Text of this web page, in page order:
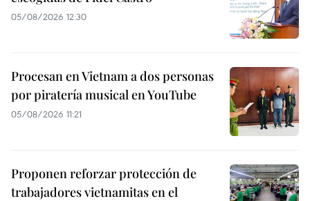
05/08/2026 12:30
Procesan en Vietnam a dos personas
por piratería musical en YouTube
05/08/2026 11:21
Proponen reforzar protección de
trabajadores vietnamitas en el